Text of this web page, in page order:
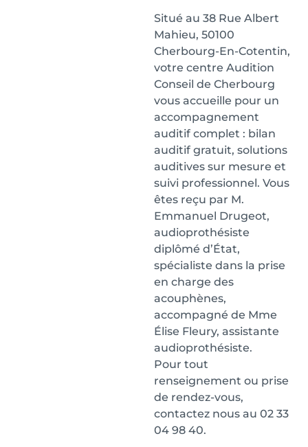
Situé au 38 Rue Albert
Mahieu, 50100
Cherbourg-En-Cotentin,
votre centre Audition
Conseil de Cherbourg
vous accueille pour un
accompagnement
auditif complet : bilan
auditif gratuit, solutions
auditives sur mesure et
suivi professionnel. Vous
êtes reçu par M.
Emmanuel Drugeot,
audioprothésiste
diplômé d’État,
spécialiste dans la prise
en charge des
acouphènes,
accompagné de Mme
Élise Fleury, assistante
audioprothésiste.
Pour tout
renseignement ou prise
de rendez-vous,
contactez nous au 02 33
04 98 40.